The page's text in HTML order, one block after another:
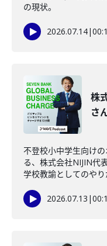
の現状。
2026.07.14|
株
さ
不登校小中学生向け
る、株式会社NIJIN代
学校教諭としてのやり
2026.07.13 |